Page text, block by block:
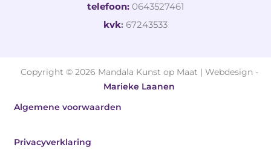
telefoon: 0643527461
kvk: 67243533
Copyright © 2026 Mandala Kunst op Maat | Webdesign -
Marieke Laanen
Algemene voorwaarden
Privacyverklaring